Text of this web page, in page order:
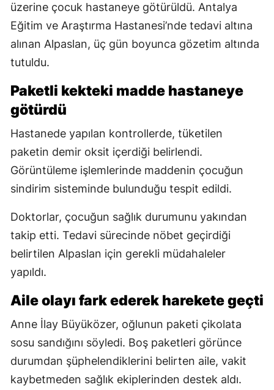
üzerine çocuk hastaneye götürüldü. Antalya
Eğitim ve Araştırma Hastanesi’nde tedavi altına
alınan Alpaslan, üç gün boyunca gözetim altında
tutuldu.
Paketli kekteki madde hastaneye
götürdü
Hastanede yapılan kontrollerde, tüketilen
paketin demir oksit içerdiği belirlendi.
Görüntüleme işlemlerinde maddenin çocuğun
sindirim sisteminde bulunduğu tespit edildi.
Doktorlar, çocuğun sağlık durumunu yakından
takip etti. Tedavi sürecinde nöbet geçirdiği
belirtilen Alpaslan için gerekli müdahaleler
yapıldı.
Aile olayı fark ederek harekete geçti
Anne İlay Büyüközer, oğlunun paketi çikolata
sosu sandığını söyledi. Boş paketleri görünce
durumdan şüphelendiklerini belirten aile, vakit
kaybetmeden sağlık ekiplerinden destek aldı.